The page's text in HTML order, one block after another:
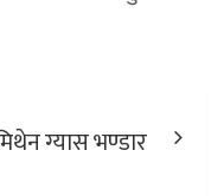
ग्यास भण्डार